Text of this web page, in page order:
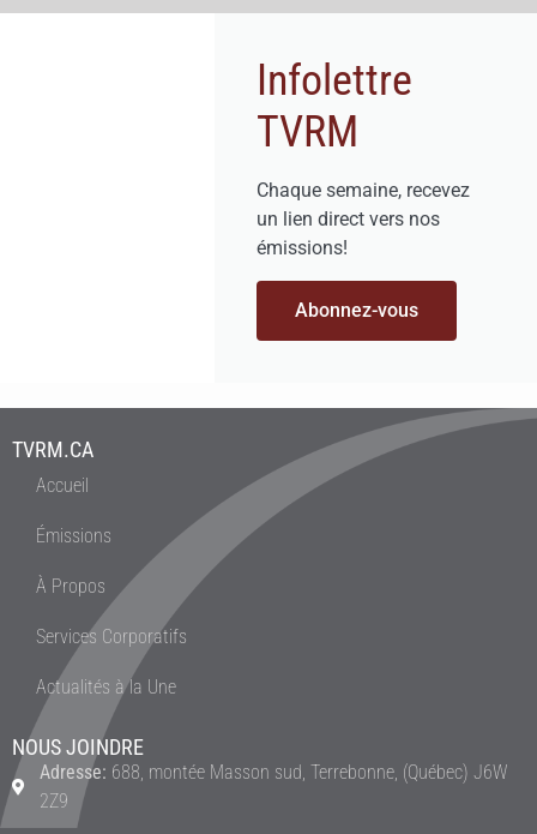
Infolettre
TVRM
Chaque semaine, recevez
un lien direct vers nos
émissions!
Abonnez-vous
TVRM.CA
Accueil
Émissions
À Propos
Services Corporatifs
Actualités à la Une
NOUS JOINDRE
Adresse: 688, montée Masson sud, Terrebonne, (Québec) J6W
2Z9